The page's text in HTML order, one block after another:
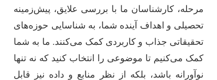
مرحله، کارشناسان ما با بررسی علایق، پیش‌زمینه
تحصیلی و اهداف آینده شما، به شناسایی حوزه‌های
تحقیقاتی جذاب و کاربردی کمک می‌کنند. ما به شما
کمک می‌کنیم تا موضوعی را انتخاب کنید که نه تنها
نوآورانه باشد، بلکه از نظر منابع و داده نیز قابل